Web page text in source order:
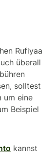
Rufiyaa
überall
solltest
um eine
Beispiel
kannst